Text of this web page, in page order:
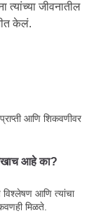
त्यांच्या जीवनातील
केलं.
आणि शिकवणीवर
आहे का?
विश्लेषण आणि त्यांचा
मिळते.